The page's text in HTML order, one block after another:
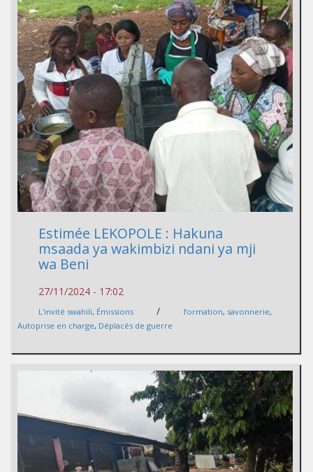
Estimée LEKOPOLE : Hakuna
msaada ya wakimbizi ndani ya mji
wa Beni
27/11/2024 - 17:02
L'invité swahili, Émissions / formation, savonnerie,
Autoprise en charge, Déplacés de guerre